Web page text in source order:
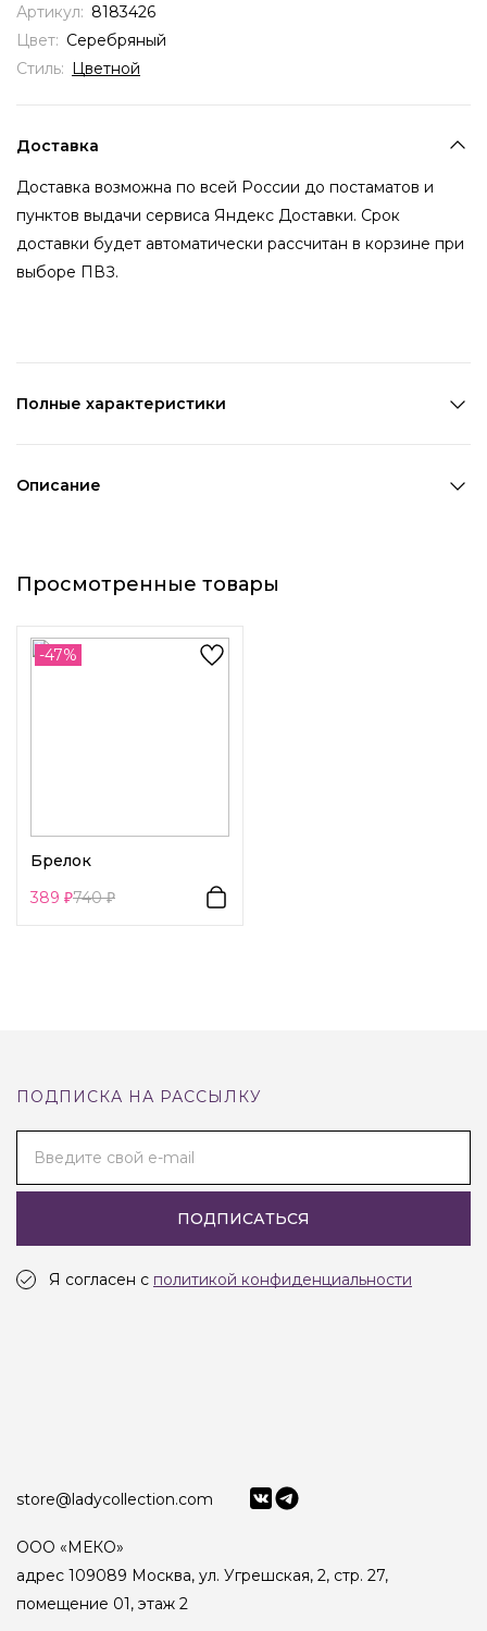
Артикул: 8183426
Цвет: Серебряный
Стиль: Цветной
Доставка
Доставка возможна по всей России до постаматов и
пунктов выдачи сервиса Яндекс Доставки. Срок
доставки будет автоматически рассчитан в корзине при
выборе ПВЗ.
Полные характеристики
Длина 1: 7,9 см
Возраст:Взрослый
Декоративный элемент 1:
Описание
стаканчика с напитком бабл ти (bubble tea). Наличие
рюкзак.
Просмотренные товары
-47%
Брелок
389
740
ПОДПИСКА НА РАССЫЛКУ
Введите свой e-mail
ПОДПИСАТЬСЯ
Я согласен с политикой конфиденциальности
store@ladycollection.com
ООО «МЕКО»
адрес 109089 Москва, ул. Угрешская, 2, стр. 27,
помещение 01, этаж 2